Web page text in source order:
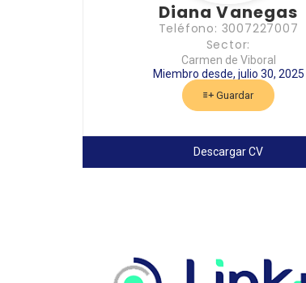
Diana Vanegas
Teléfono: 3007227007
Sector:
Carmen de Viboral
Miembro desde, julio 30, 2025
Guardar
Descargar CV